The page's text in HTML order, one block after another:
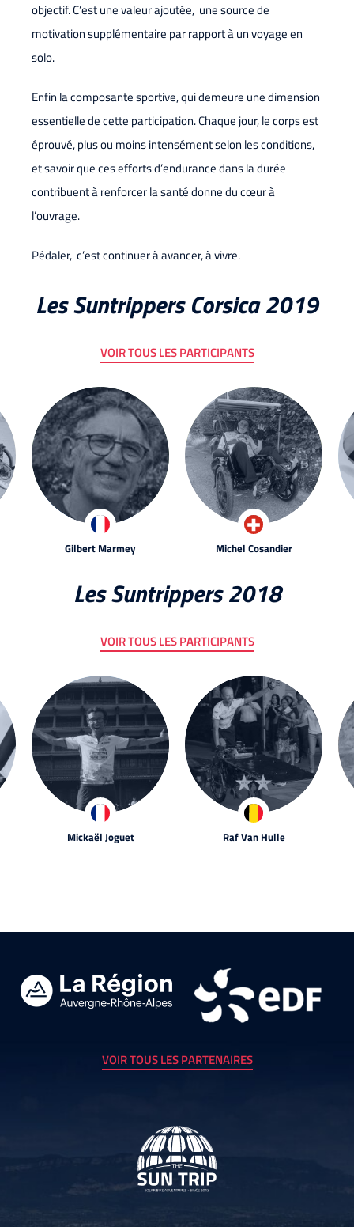
objectif. C’est une valeur ajoutée, une source de
motivation supplémentaire par rapport à un voyage en
solo.
Enfin la composante sportive, qui demeure une dimension
essentielle de cette participation. Chaque jour, le corps est
éprouvé, plus ou moins intensément selon les conditions,
et savoir que ces efforts d’endurance dans la durée
contribuent à renforcer la santé donne du cœur à
l’ouvrage.
Pédaler, c’est continuer à avancer, à vivre.
Les Suntrippers Corsica 2019
VOIR TOUS LES PARTICIPANTS
Gilbert Marmey Michel Cosandier
Les Suntrippers 2018
VOIR TOUS LES PARTICIPANTS
Mickaël Joguet Raf Van Hulle
VOIR TOUS LES PARTENAIRES